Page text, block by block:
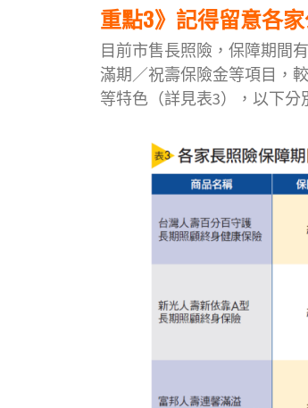
重點3》記得留意各
目前市售長照險，保障期間
滿期／祝壽保險金等項目，
等特色（詳見表3），以下分